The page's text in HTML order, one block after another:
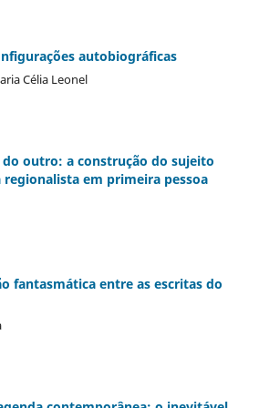
autobiográficas
Célia Leonel
do outro: a construção do sujeito
em primeira pessoa
fantasmática entre as escritas do